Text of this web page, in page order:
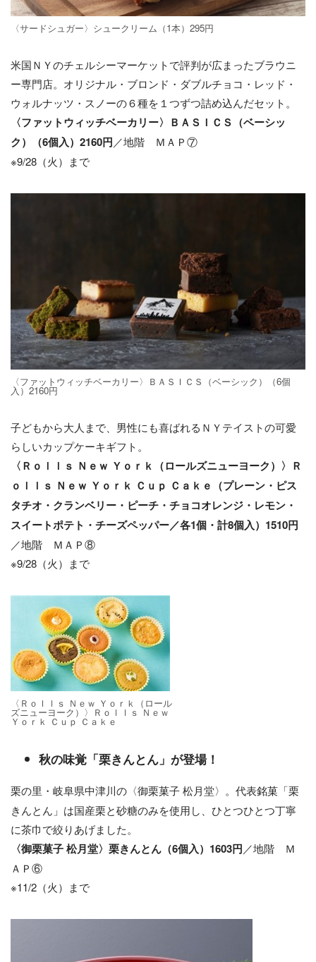
〈サードシュガー〉シュークリーム（1本）295円
米国ＮＹのチェルシーマーケットで評判が広まったブラウニ
ー専門店。オリジナル・ブロンド・ダブルチョコ・レッド・
ウォルナッツ・スノーの６種を１つずつ詰め込んだセット。
〈ファットウィッチベーカリー〉ＢＡＳＩＣＳ（ベーシッ
ク）（6個入）2160円／地階 ＭＡＰ⑦
※9/28（火）まで
〈ファットウィッチベーカリー〉ＢＡＳＩＣＳ（ベーシック）（6個
入）2160円
子どもから大人まで、男性にも喜ばれるＮＹテイストの可愛
らしいカップケーキギフト。
〈Ｒｏｌｌｓ Ｎｅｗ Ｙｏｒｋ（ロールズニューヨーク）〉Ｒ
ｏｌｌｓ Ｎｅｗ Ｙｏｒｋ Ｃｕｐ Ｃａｋｅ（プレーン・ピス
タチオ・クランベリー・ピーチ・チョコオレンジ・レモン・
スイートポテト・チーズペッパー／各1個・計8個入）1510円
／地階 ＭＡＰ⑧
※9/28（火）まで
〈Ｒｏｌｌｓ Ｎｅｗ Ｙｏｒｋ（ロール
ズニューヨーク）〉Ｒｏｌｌｓ Ｎｅｗ
Ｙｏｒｋ Ｃｕｐ Ｃａｋｅ
​秋の味覚「栗きんとん」が登場！
栗の里・岐阜県中津川の〈御栗菓子 松月堂〉。代表銘菓「栗
きんとん」は国産栗と砂糖のみを使用し、ひとつひとつ丁寧
に茶巾で絞りあげました。
〈御栗菓子 松月堂〉栗きんとん（6個入）1603円／地階 Ｍ
ＡＰ⑥
※11/2（火）まで